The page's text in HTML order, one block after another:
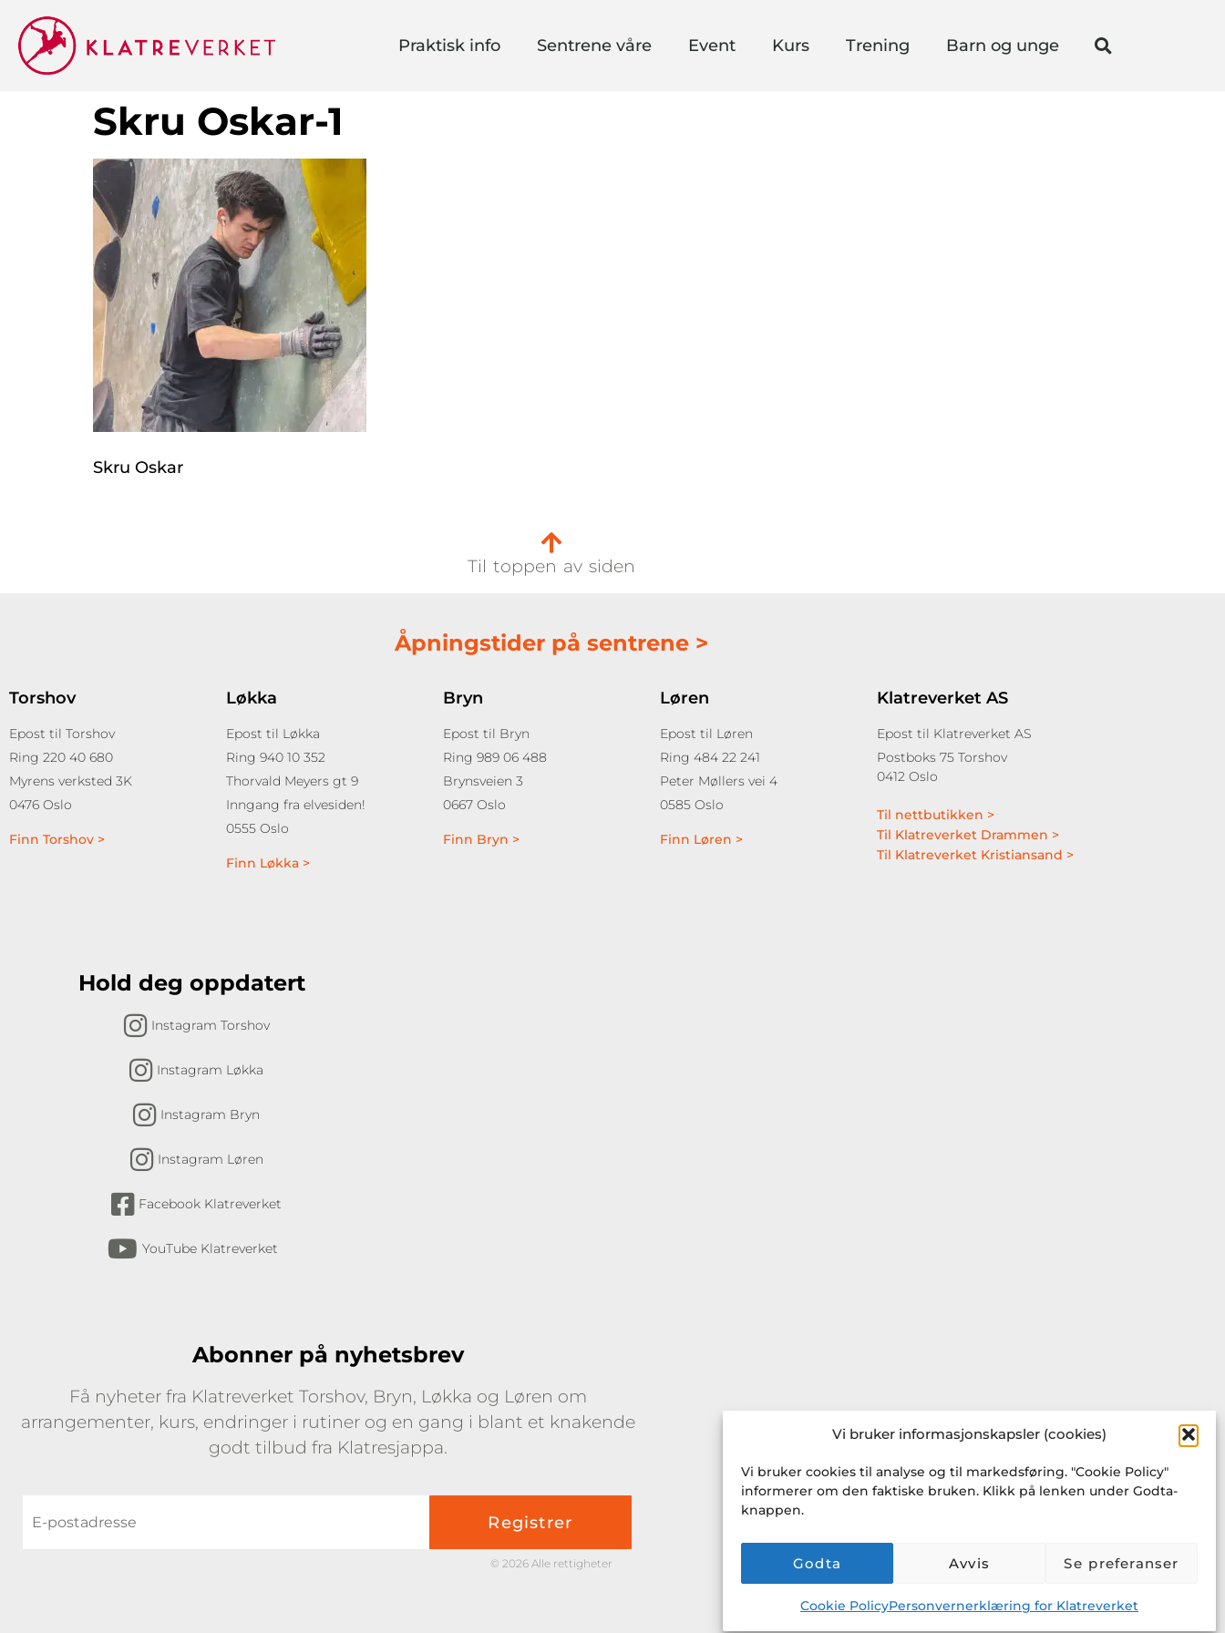
Vi bruker informasjonskapsler (cookies)
Vi bruker cookies til analyse og til markedsføring. "Cookie Policy"
informerer om den faktiske bruken. Klikk på lenken under Godta-
knappen.
Godta Avvis Se preferanser
Cookie PolicyPersonvernerklæring for Klatreverket
Praktisk info Sentrene våre Event Kurs Trening Barn og unge
Skru Oskar-1
Skru Oskar
Til toppen av siden
Åpningstider på sentrene >
Torshov
Epost til Torshov
Ring 220 40 680
Myrens verksted 3K
0476 Oslo
Finn Torshov >
Løkka
Epost til Løkka
Ring 940 10 352
Thorvald Meyers gt 9
Inngang fra elvesiden!
0555 Oslo
Finn Løkka >
Bryn
Epost til Bryn
Ring 989 06 488
Brynsveien 3
0667 Oslo
Finn Bryn >
Løren
Epost til Løren
Ring 484 22 241
Peter Møllers vei 4
0585 Oslo
Finn Løren >
Klatreverket AS
Epost til Klatreverket AS
Postboks 75 Torshov
0412 Oslo
Til nettbutikken >
Til Klatreverket Drammen >
Til Klatreverket Kristiansand >
Hold deg oppdatert
Instagram Torshov
Instagram Løkka
Instagram Bryn
Instagram Løren
Facebook Klatreverket
YouTube Klatreverket
Abonner på nyhetsbrev
Få nyheter fra Klatreverket Torshov, Bryn, Løkka og Løren om
arrangementer, kurs, endringer i rutiner og en gang i blant et knakende
godt tilbud fra Klatresjappa.
© 2026 Alle rettigheter